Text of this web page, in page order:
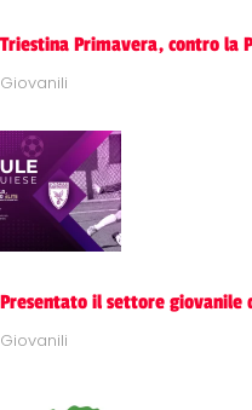
Triestina Primavera, contro la
Giovanili
Presentato il settore giovanile
Giovanili